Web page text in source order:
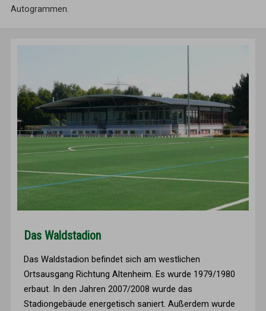
Autogrammen.
Das Waldstadion
Das Waldstadion befindet sich am westlichen
Ortsausgang Richtung Altenheim. Es wurde 1979/1980
erbaut. In den Jahren 2007/2008 wurde das
Stadiongebäude energetisch saniert. Außerdem wurde